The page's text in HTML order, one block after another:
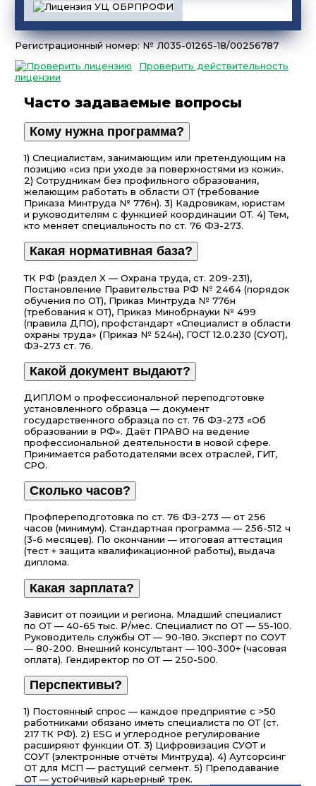
Регистрационный номер: № Л035-01265-18/00256787
Проверить действительность
лицензии
Часто задаваемые вопросы
Кому нужна программа?
1) Специалистам, занимающим или претендующим на
позицию «сиз при уходе за поверхностями из кожи».
2) Сотрудникам без профильного образования,
желающим работать в области ОТ (требование
Приказа Минтруда № 776н). 3) Кадровикам, юристам
и руководителям с функцией координации ОТ. 4) Тем,
кто меняет специальность по ст. 76 ФЗ-273.
Какая нормативная база?
ТК РФ (раздел X — Охрана труда, ст. 209-231),
Постановление Правительства РФ № 2464 (порядок
обучения по ОТ), Приказ Минтруда № 776н
(требования к ОТ), Приказ Минобрнауки № 499
(правила ДПО), профстандарт «Специалист в области
охраны труда» (Приказ № 524н), ГОСТ 12.0.230 (СУОТ),
ФЗ-273 ст. 76.
Какой документ выдают?
ДИПЛОМ о профессиональной переподготовке
установленного образца — документ
государственного образца по ст. 76 ФЗ-273 «Об
образовании в РФ». Даёт ПРАВО на ведение
профессиональной деятельности в новой сфере.
Принимается работодателями всех отраслей, ГИТ,
СРО.
Сколько часов?
Профпереподготовка по ст. 76 ФЗ-273 — от 256
часов (минимум). Стандартная программа — 256-512 ч
(3-6 месяцев). По окончании — итоговая аттестация
(тест + защита квалификационной работы), выдача
диплома.
Какая зарплата?
Зависит от позиции и региона. Младший специалист
по ОТ — 40-65 тыс. ₽/мес. Специалист по ОТ — 55-100.
Руководитель службы ОТ — 90-180. Эксперт по СОУТ
— 80-200. Внешний консультант — 100-300+ (часовая
оплата). Гендиректор по ОТ — 250-500.
Перспективы?
1) Постоянный спрос — каждое предприятие с >50
работниками обязано иметь специалиста по ОТ (ст.
217 ТК РФ). 2) ESG и углеродное регулирование
расширяют функции ОТ. 3) Цифровизация СУОТ и
СОУТ (электронные отчёты Минтруда). 4) Аутсорсинг
ОТ для МСП — растущий сегмент. 5) Преподавание
ОТ — устойчивый карьерный трек.